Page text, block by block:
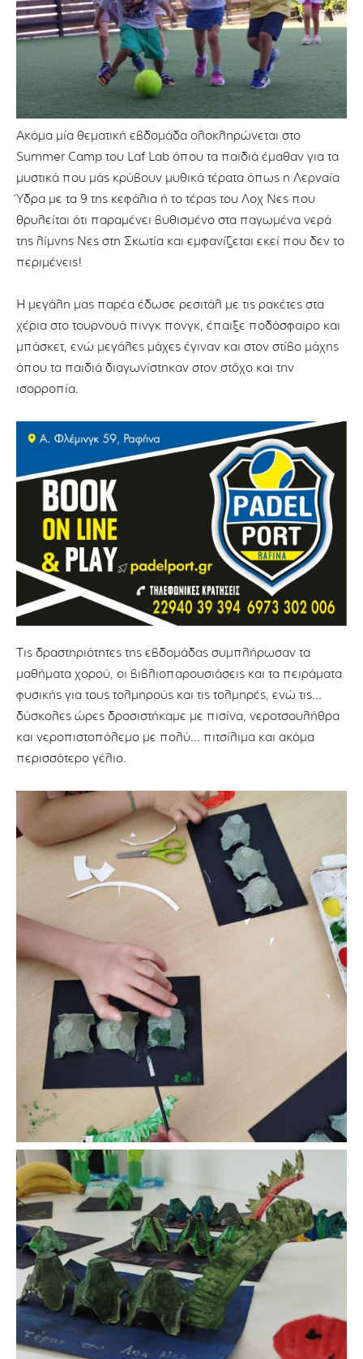
Ακόμα μία θεματική εβδομάδα ολοκληρώνεται στο
Summer Camp του Laf Lab όπου τα παιδιά έμαθαν για τα
μυστικά που μάς κρύβουν μυθικά τέρατα όπως η Λερναία
Ύδρα με τα 9 της κεφάλια ή το τέρας του Λοχ Νες που
θρυλείται ότι παραμένει βυθισμένο στα παγωμένα νερά
της λίμνης Νες στη Σκωτία και εμφανίζεται εκεί που δεν το
περιμένεις!
Η μεγάλη μας παρέα έδωσε ρεσιτάλ με τις ρακέτες στα
χέρια στο τουρνουά πινγκ πονγκ, έπαιξε ποδόσφαιρο και
μπάσκετ, ενώ μεγάλες μάχες έγιναν και στον στίβο μάχης
όπου τα παιδιά διαγωνίστηκαν στον στόχο και την
ισορροπία.
Τις δραστηριότητες της εβδομάδας συμπλήρωσαν τα
μαθήματα χορού, οι βιβλιοπαρουσιάσεις και τα πειράματα
φυσικής για τους τολμηρούς και τις τολμηρές, ενώ τις…
δύσκολες ώρες δροσιστήκαμε με πισίνα, νεροτσουλήθρα
και νεροπιστοπόλεμο με πολύ… πιτσίλιμα και ακόμα
περισσότερο γέλιο.